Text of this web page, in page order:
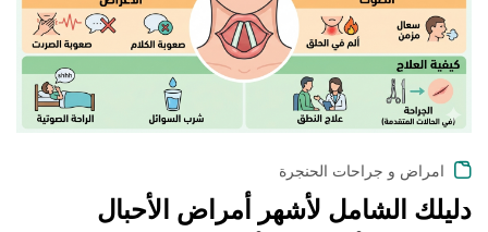
امراض و جراحات الحنجرة
دليلك الشامل لأشهر أمراض الأحبال